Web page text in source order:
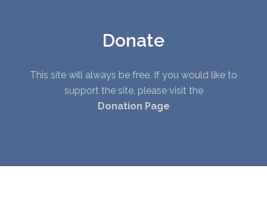
Donate
This site will always be free. If you would like to
support the site, please visit the
Donation Page